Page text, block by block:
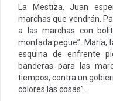
La Mestiza. Juan
marchas que vendrán.
a las marchas con
montada pegue”. María,
esquina de enfrente
banderas para las
tiempos, contra un
colores las cosas”.